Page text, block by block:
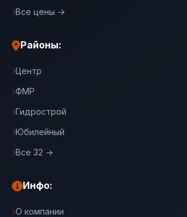
Все цены →
Районы:
Центр
ФМР
Гидрострой
Юбилейный
Все 32 →
Инфо:
О компании